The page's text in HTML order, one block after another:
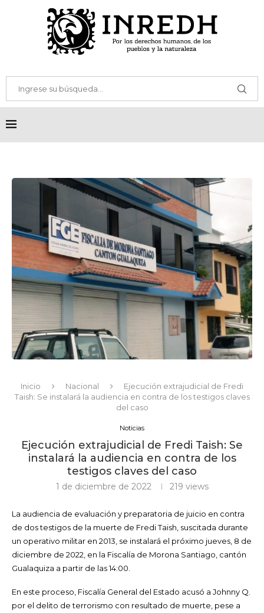
Inicio Nacional
Ejecución extrajudicial de Fredi
Taish: Se instalará la audiencia en contra de los testigos claves
del caso
Noticias
Ejecución extrajudicial de Fredi Taish: Se
instalará la audiencia en contra de los
testigos claves del caso
1 de diciembre de 2022 219 views
La audiencia de evaluación y preparatoria de juicio en contra
de dos testigos de la muerte de Fredi Taish, suscitada durante
un operativo militar en 2013, se instalará el próximo jueves, 8 de
diciembre de 2022, en la Fiscalía de Morona Santiago, cantón
Gualaquiza a partir de las 14:00.
En este proceso, Fiscalía General del Estado acusó a Johnny Q.
por el delito de terrorismo con resultado de muerte, pese a